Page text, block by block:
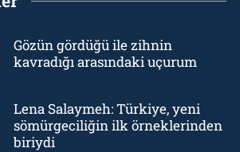
Gözün gördüğü ile zihnin
kavradığı arasındaki uçurum
Lena Salaymeh: Türkiye, yeni
sömürgeciliğin ilk örneklerinden
biriydi